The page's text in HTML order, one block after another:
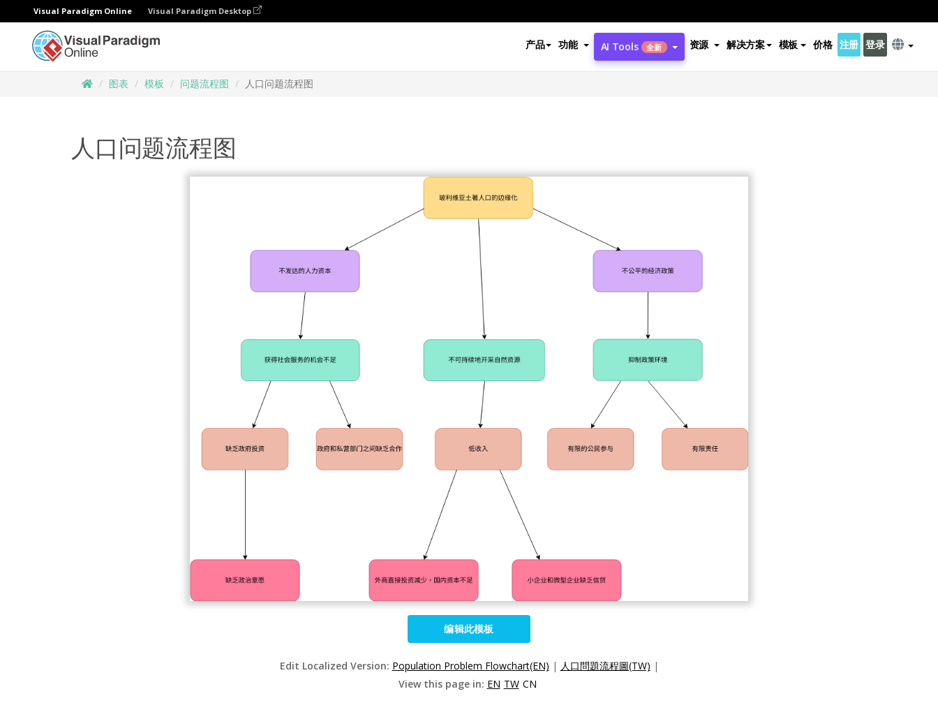
Visual Paradigm Online Visual Paradigm Desktop
产品 功能 AI Tools 全新 资源 解决方案 模板 价格 注册 登录
图表 模板 问题流程图 人口问题流程图
人口问题流程图
编辑此模板
Edit Localized Version: Population Problem Flowchart(EN) | 人口問題流程圖(TW) |
View this page in: EN TW CN